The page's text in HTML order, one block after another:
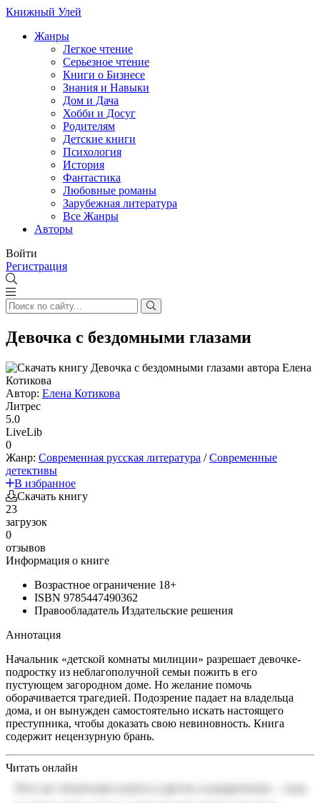
Книжный Улей
Жанры
Легкое чтение
Серьезное чтение
Книги о Бизнесе
Знания и Навыки
Дом и Дача
Хобби и Досуг
Родителям
Детские книги
Психология
История
Фантастика
Любовные романы
Зарубежная литература
Все Жанры
Авторы
Войти
Регистрация
Девочка с бездомными глазами
Автор: Елена Котикова
Литрес
5.0
LiveLib
0
Жанр: Современная русская литература /Современные
детективы
В избранное
Скачать книгу
23
загрузок
0
отзывов
Информация о книге
Возрастное ограничение 18+
ISBN 9785447490362
Правообладатель Издательские решения
Аннотация
Начальник «детской комнаты милиции» разрешает девочке-
подростку из неблагополучной семьи пожить в его
пустующем загородном доме. Но желание помочь
оборачивается трагедией. Подозрение падает на владельца
дома, и он вынужден самостоятельно искать настоящего
преступника, чтобы доказать свою невиновность. Книга
содержит нецензурную брань.
Читать онлайн